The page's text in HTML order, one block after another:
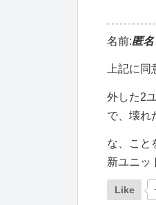
名前:匿名
上記に
外した2
で、壊れ
な、こと
新ユニッ
Like